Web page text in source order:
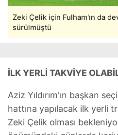
Zeki Çelik için Fulham'ın da
sürülmüştü
İLK YERLİ TAKVİYE
Aziz Yıldırım'ın başkan
hattına yapılacak ilk yerli
Zeki Çelik olması